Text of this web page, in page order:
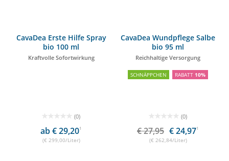
CavaDea Erste Hilfe Spray
bio 100 ml
Kraftvolle Sofortwirkung
(0)
ab € 29,201
(€ 299,00/Liter)
CavaDea Wundpflege Salbe
bio 95 ml
Reichhaltige Versorgung
SCHNÄPPCHEN RABATT 10%
(0)
€ 27,95 € 24,971
(€ 262,84/Liter)